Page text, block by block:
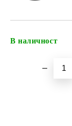
В наличност